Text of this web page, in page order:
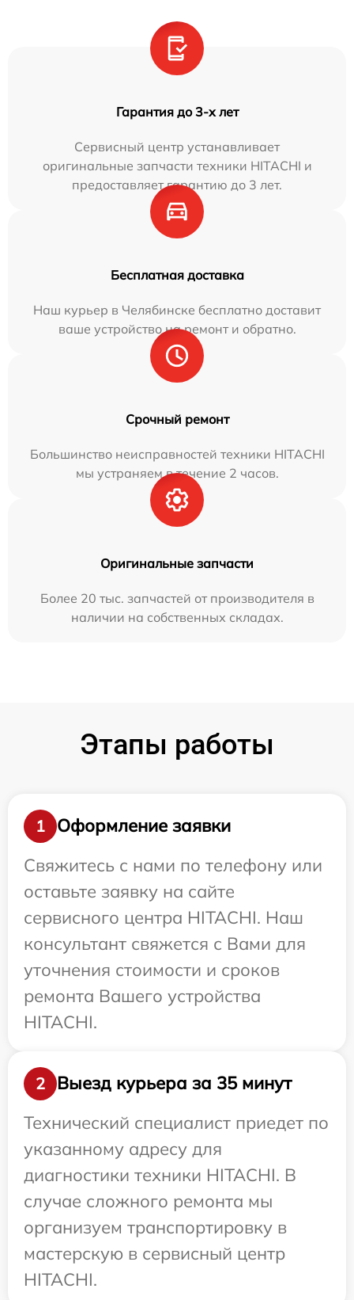
Гарантия до 3-х лет
Сервисный центр устанавливает
оригинальные запчасти техники HITACHI и
предоставляет гарантию до 3 лет.
Бесплатная доставка
Наш курьер в Челябинске бесплатно доставит
ваше устройство на ремонт и обратно.
Срочный ремонт
Большинство неисправностей техники HITACHI
мы устраняем в течение 2 часов.
Оригинальные запчасти
Более 20 тыс. запчастей от производителя в
наличии на собственных складах.
Этапы работы
1
Оформление заявки
Свяжитесь с нами по телефону или
оставьте заявку на сайте
сервисного центра HITACHI. Наш
консультант свяжется с Вами для
уточнения стоимости и сроков
ремонта Вашего устройства
HITACHI.
2
Выезд курьера за 35 минут
Технический специалист приедет по
указанному адресу для
диагностики техники HITACHI. В
случае сложного ремонта мы
организуем транспортировку в
мастерскую в сервисный центр
HITACHI.